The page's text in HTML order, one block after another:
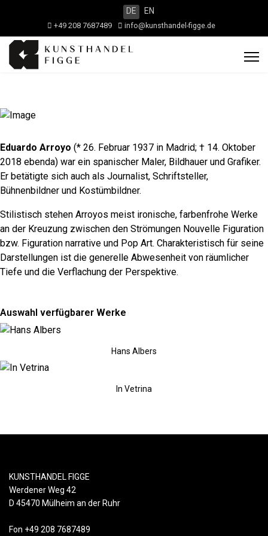
DE EN
+49 208 7687489 info@kunsthandel-figge.de
Eduardo Arroyo (* 26. Februar 1937 in Madrid; † 14. Oktober
2018 ebenda) war ein spanischer Maler, Bildhauer und Grafiker.
Er betätigte sich auch als Journalist, Schriftsteller,
Bühnenbildner und Kostümbildner.
Stilistisch stehen Arroyos meist ironische, farbenfrohe Werke
an der Kreuzung zwischen den Strömungen Nouvelle Figuration
bzw. Figuration narrative und Pop Art. Charakteristisch für seine
Darstellungen ist die generelle Abwesenheit von räumlicher
Tiefe und die Verflachung der Perspektive.
Auswahl verfügbarer Werke
Hans Albers
In Vetrina
KUNSTHANDEL FIGGE
Werdener Weg 42
D 45470 Mülheim an der Ruhr
Fon +49 208 7687489